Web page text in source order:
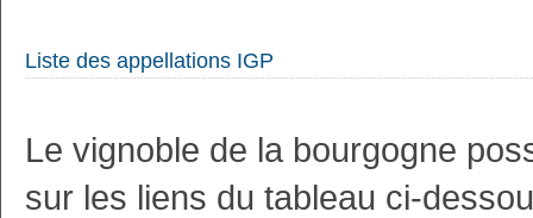
Liste des appellations IGP
Le vignoble de la bourgogne
sur les liens du tableau ci-